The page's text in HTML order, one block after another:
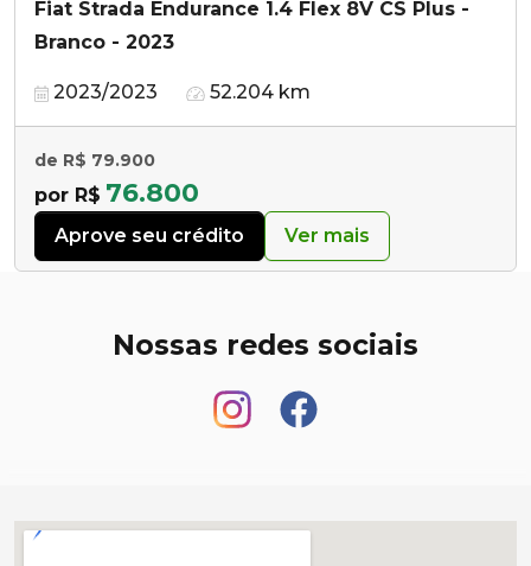
Fiat Strada Endurance 1.4 Flex 8V CS Plus -
Branco - 2023
2023/2023 52.204 km
de R$ 79.900
por R$ 76.800
Aprove seu crédito Ver mais
Nossas redes sociais